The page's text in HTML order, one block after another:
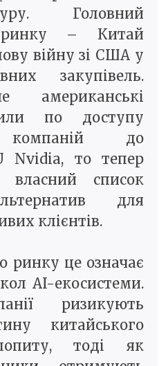
Головний
– Китай
війну зі США у
закупівель.
американські
по доступу
компаній до
Nvidia, то тепер
список
для
клієнтів.
ринку це означає
AI-екосистеми.
ризикують
китайського
тоді як